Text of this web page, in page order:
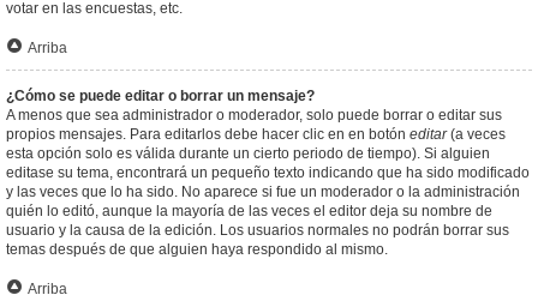
votar en las encuestas, etc.
Arriba
¿Cómo se puede editar o borrar un mensaje?
A menos que sea administrador o moderador, solo puede borrar o editar sus
propios mensajes. Para editarlos debe hacer clic en en botón editar(a veces
esta opción solo es válida durante un cierto periodo de tiempo). Si alguien
editase su tema, encontrará un pequeño texto indicando que ha sido modificado
y las veces que lo ha sido. No aparece si fue un moderador o la administración
quién lo editó, aunque la mayoría de las veces el editor deja su nombre de
usuario y la causa de la edición. Los usuarios normales no podrán borrar sus
temas después de que alguien haya respondido al mismo.
Arriba